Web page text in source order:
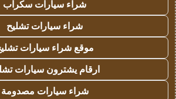
شراء سيارات سكراب
شراء سيارات تشليح
موقع شراء سيارات
ارقام يشترون سيارات
شراء سيارات مصدومة